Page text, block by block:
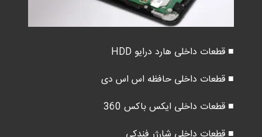
■ قطعات داخلی هارد درایو HDD
■ قطعات داخلی حافظه اس اس دی
■ قطعات داخلی ایکس باکس 360